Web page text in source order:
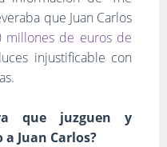
que Juan Carlos
millones de euros de
injustificable con
que juzguen y
Juan Carlos?